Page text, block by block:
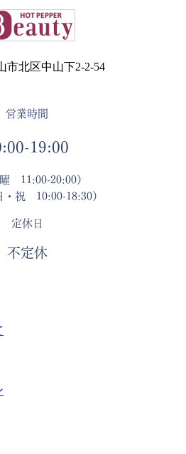
北区中山下2-2-54
営業時間
19:00
11:00-20:00）
・祝 10:00-18:30）
定休日
不定休